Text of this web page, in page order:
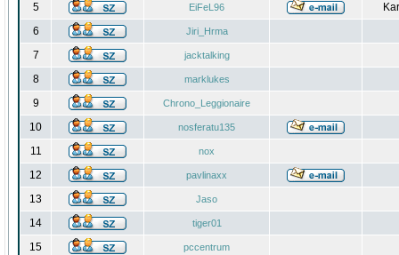
5 EiFeL96
6
Jiri_Hrma
7 jacktalking
8 marklukes
9 Chrono_Leggionaire
10 nosferatu135
11 nox
12 pavlinaxx
13 Jaso
14 tiger01
15 pccentrum